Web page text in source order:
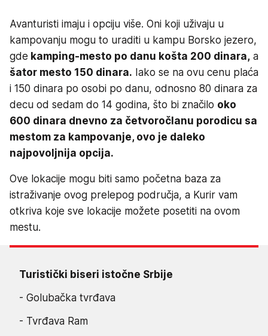
Avanturisti imaju i opciju više. Oni koji uživaju u
kampovanju mogu to uraditi u kampu Borsko jezero,
gde kamping-mesto po danu košta 200 dinara, a
šator mesto 150 dinara. Iako se na ovu cenu plaća
i 150 dinara po osobi po danu, odnosno 80 dinara za
decu od sedam do 14 godina, što bi značilo oko
600 dinara dnevno za četvoročlanu porodicu sa
mestom za kampovanje, ovo je daleko
najpovoljnija opcija.
Ove lokacije mogu biti samo početna baza za
istraživanje ovog prelepog područja, a Kurir vam
otkriva koje sve lokacije možete posetiti na ovom
mestu.
Turistički biseri istočne Srbije
- Golubačka tvrđava
- Tvrđava Ram